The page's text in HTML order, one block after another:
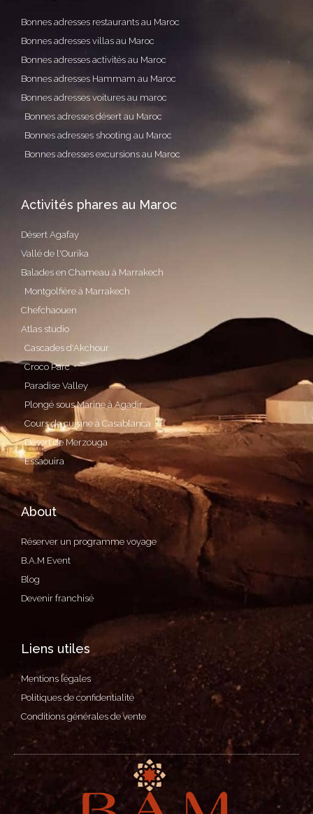
Bonnes adresses restaurants au Maroc
Bonnes adresses villas au Maroc
Bonnes adresses activités au Maroc
Bonnes adresses Hammam au Maroc
Bonnes adresses voitures au maroc
Bonnes adresses désert au Maroc
Bonnes adresses shooting au Maroc
Bonnes adresses excursions au Maroc
Activités phares au Maroc
Désert Agafay
Vallé de l'Ourika
Balades en Chameau à Marrakech
Montgolfière à Marrakech
Chefchaouen
Atlas studio
Cascades d'Akchour
Croco Parc
Paradise Valley
Plongé sous Marine à Agadir
Cours de cuisine à Casablanca
Désert de Merzouga
Essaouira
About
Réserver un programme voyage
B.A.M Event
Blog
Devenir franchisé
Liens utiles
Mentions légales
Politiques de confidentialité
Conditions générales de vente